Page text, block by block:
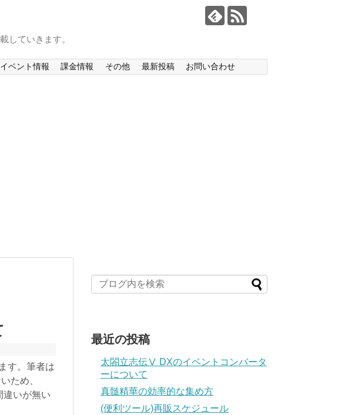
していきます。
イベント情報 課金情報 その他 最新投稿 お問い合わせ
す。筆者は
ため、
違いが無い
最近の投稿
太閤立志伝Ⅴ DXのイベントコンバータ
ーについて
真髄精華の効率的な集め方
(便利ツール)再販スケジュール